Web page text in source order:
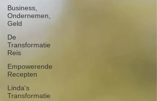
Business,
Ondernemen,
Geld
De
Transformatie
Reis
Empowerende
Recepten
Linda's
Transformatie